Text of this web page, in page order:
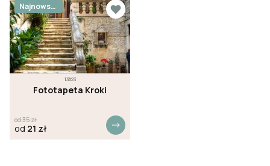
13623
Fototapeta Kroki
Najnowsz
e
od35zł
od 21 zł